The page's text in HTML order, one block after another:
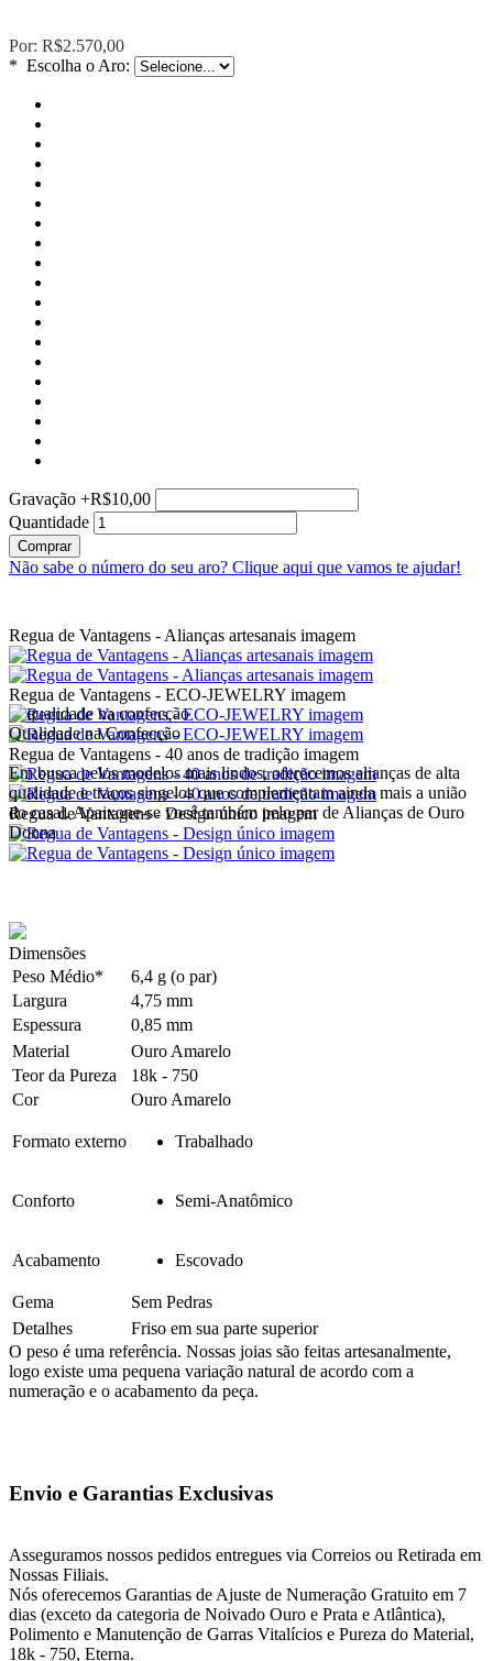
Por: R$2.570,00
* Escolha o Aro:
Gravação +R$10,00
Quantidade
Comprar
Não sabe o número do seu aro? Clique aqui que vamos te ajudar!
Regua de Vantagens - Alianças artesanais imagem
Regua de Vantagens - ECO-JEWELRY imagem
Regua de Vantagens - 40 anos de tradição imagem
Regua de Vantagens - Design único imagem
Qualidade na Confecção
Em busca pelos modelos mais lindos, oferecemos alianças de alta
qualidade e traços singelos que complementam ainda mais a união
do casal. Apaixone-se você também pelo par de Alianças de Ouro
Donna
Dimensões
Peso Médio*
6,4 g (o par)
Largura
4,75 mm
Espessura
0,85 mm
Material
Ouro Amarelo
Teor da Pureza
18k - 750
Cor
Ouro Amarelo
Formato externo Trabalhado
Conforto Semi-Anatômico
Acabamento Escovado
Gema
Sem Pedras
Detalhes
Friso em sua parte superior
O peso é uma referência. Nossas joias são feitas artesanalmente,
logo existe uma pequena variação natural de acordo com a
numeração e o acabamento da peça.
Envio e Garantias Exclusivas
Asseguramos nossos pedidos entregues via Correios ou Retirada em
Nossas Filiais.
Nós oferecemos Garantias de Ajuste de Numeração Gratuito em 7
dias (exceto da categoria de Noivado Ouro e Prata e Atlântica),
Polimento e Manutenção de Garras Vitalícios e Pureza do Material,
18k - 750, Eterna.